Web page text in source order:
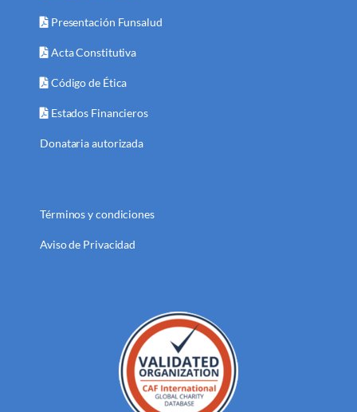
Presentación Funsalud
Acta Constitutiva
Código de Ética
Estados Financieros
Donataria autorizada
Términos y condiciones
Aviso de Privacidad